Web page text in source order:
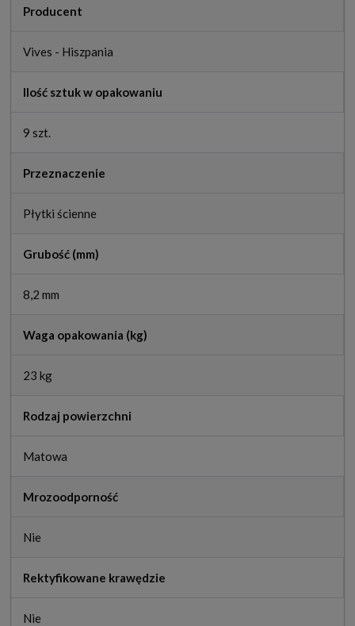
Producent
Vives - Hiszpania
Ilość sztuk w opakowaniu
9 szt.
Przeznaczenie
Płytki ścienne
Grubość (mm)
8,2 mm
Waga opakowania (kg)
23 kg
Rodzaj powierzchni
Matowa
Mrozoodporność
Nie
Rektyfikowane krawędzie
Nie